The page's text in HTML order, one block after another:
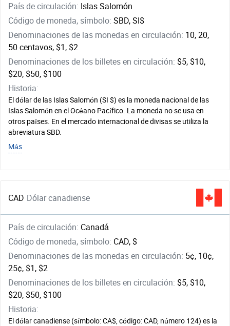
País de circulación: Islas Salomón
Código de moneda, símbolo: SBD, SI$
Denominaciones de las monedas en circulación: 10, 20,
50 centavos, $1, $2
Denominaciones de los billetes en circulación: $5, $10,
$20, $50, $100
Historia:
El dólar de las Islas Salomón (SI $) es la moneda nacional de las
Islas Salomón en el Océano Pacífico. La moneda no se usa en
otros países. En el mercado internacional de divisas se utiliza la
abreviatura SBD.
Más
CAD Dólar canadiense
País de circulación: Canadá
Código de moneda, símbolo: CAD, $
Denominaciones de las monedas en circulación: 5¢, 10¢,
25¢, $1, $2
Denominaciones de los billetes en circulación: $5, $10,
$20, $50, $100
Historia:
El dólar canadiense (símbolo: CA$, código: CAD, número 124) es la